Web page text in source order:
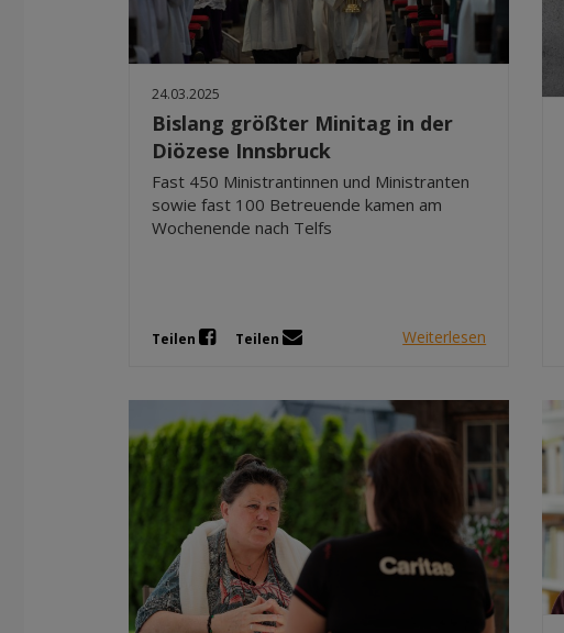
24.03.2025
Bislang größter Minitag in der
Diözese Innsbruck
Fast 450 Ministrantinnen und Ministranten
sowie fast 100 Betreuende kamen am
Wochenende nach Telfs
Teilen Teilen Weiterlesen